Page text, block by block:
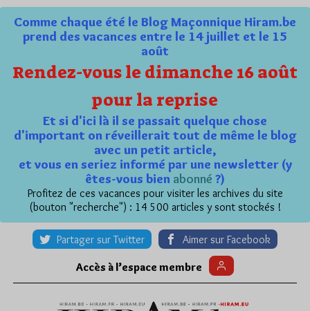
Comme chaque été le Blog Maçonnique Hiram.be
prend des vacances entre le 14 juillet et le 15
août
Rendez-vous le dimanche 16 août
pour la reprise
Et si d'ici là il se passait quelque chose
d'important on réveillerait tout de même le blog
avec un petit article,
et vous en seriez informé par une newsletter (y
êtes-vous bien abonné ?)
Profitez de ces vacances pour visiter les archives du site
(bouton "recherche") : 14 500 articles y sont stockés !
Partager sur Twitter Aimer sur Facebook
Accès à l’espace membre